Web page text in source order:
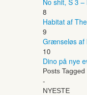
8
Habitat af
9
Grænseløs af
10
Dino på nye
Posts Tagged
-
NYESTE